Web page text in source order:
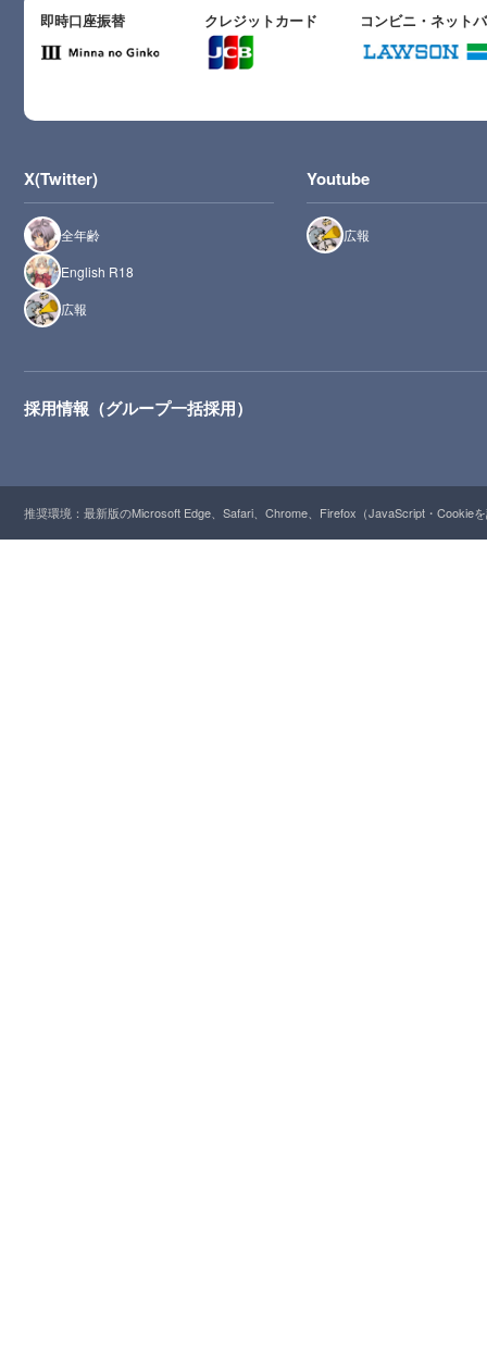
即時口座振替 クレジットカード コンビニ・ネット
X(Twitter)
全年齢
English R18
広報
Youtube
広報
採用情報（グループ一括採用）
推奨環境：最新版のMicrosoft Edge、Safari、Chrome、Firefox（JavaScript・Cookie